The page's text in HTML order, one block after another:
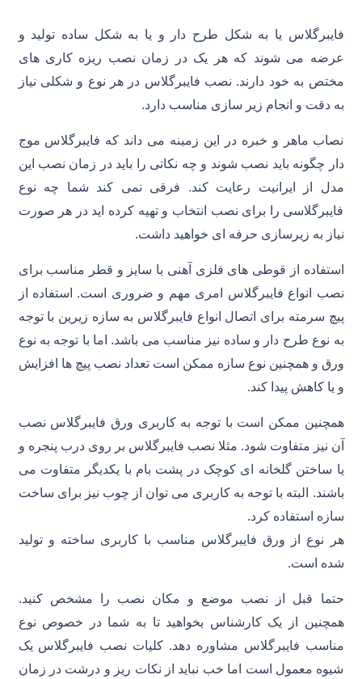
فایبرگلاس یا به شکل طرح دار و یا به شکل ساده تولید و
عرضه می شوند که هر یک در زمان نصب ریزه کاری های
مختص به خود دارند. نصب فایبرگلاس در هر نوع و شکلی نیاز
به دقت و انجام زیر سازی مناسب دارد.
نصاب ماهر و خبره در این زمینه می داند که فایبرگلاس موج
دار چگونه باید نصب شوند و چه نکاتی را باید در زمان نصب این
مدل از ایرانیت رعایت کند. فرقی نمی کند شما چه نوع
فایبرگلاسی را برای نصب انتخاب و تهیه کرده اید در هر صورت
نیاز به زیرسازی حرفه ای خواهید داشت.
استفاده از قوطی های فلزی آهنی با سایز و قطر مناسب برای
نصب انواع فایبرگلاس امری مهم و ضروری است. استفاده از
پیچ سرمته برای اتصال انواع فایبرگلاس به سازه زیرین با توجه
به نوع طرح دار و ساده نیز مناسب می باشد. اما با توجه به نوع
ورق و همچنین نوع سازه ممکن است تعداد نصب پیچ ها افزایش
و یا کاهش پیدا کند.
همچنین ممکن است با توجه به کاربری ورق فایبرگلاس نصب
آن نیز متفاوت شود. مثلا نصب فایبرگلاس بر روی درب پنجره و
یا ساختن گلخانه ای کوچک در پشت بام با یکدیگر متفاوت می
باشند. البته با توجه به کاربری می توان از چوب نیز برای ساخت
سازه استفاده کرد.
هر نوع از ورق فایبرگلاس مناسب با کاربری ساخته و تولید
شده است.
حتما قبل از نصب موضع و مکان نصب را مشخص کنید.
همچنین از یک کارشناس بخواهید تا به شما در خصوص نوع
مناسب فایبرگلاس مشاوره دهد. کلیات نصب فایبرگلاس یک
شیوه معمول است اما خب نباید از نکات ریز و درشت در زمان